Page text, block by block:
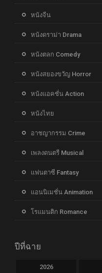
หนังจีน
หนังดราม่า Drama
หนังตลก Comedy
หนังสยองขวัญ Horror
หนังแอคชั่น Action
หนังไทย
อาชญากรรม Crime
เพลงดนตรี Musical
แฟนตาซี Fantasy
แอนนิเมชั่น Animation
โรแมนติก Romance
ปีที่ฉาย
2026